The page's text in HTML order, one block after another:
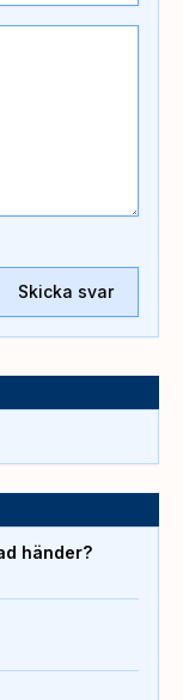
Skicka svar
händer?